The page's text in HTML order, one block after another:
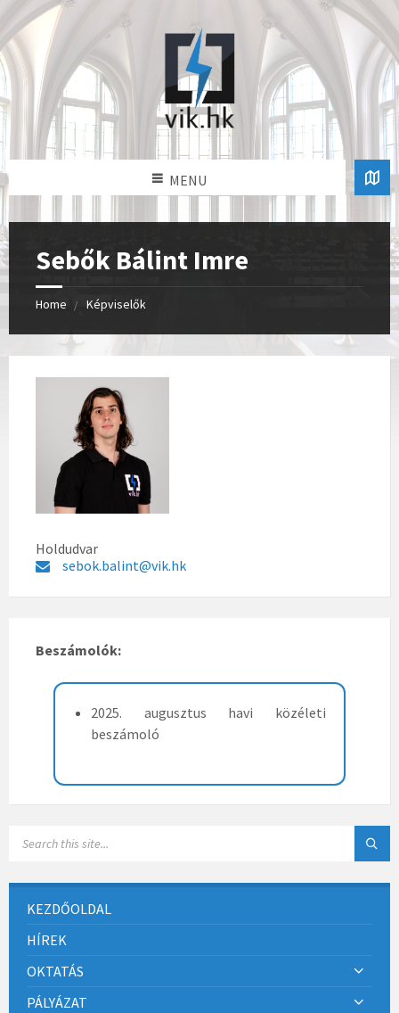
MENU
Sebők Bálint Imre
Home Képviselők
Holdudvar
sebok.balint@vik.hk
Beszámolók:
2025. augusztus havi közéleti
beszámoló
KEZDŐOLDAL
HÍREK
OKTATÁS
PÁLYÁZAT